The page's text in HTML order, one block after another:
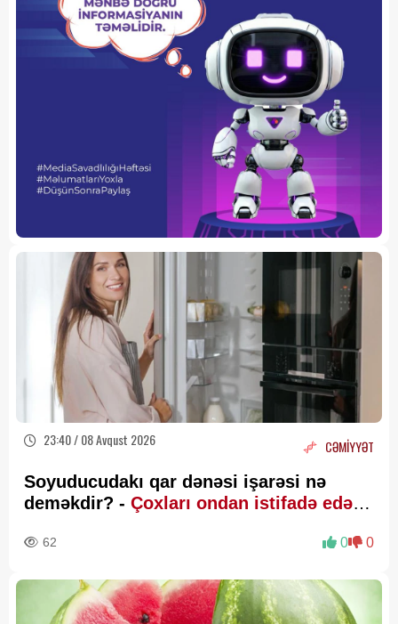
23:40 / 08 Avqust 2026 CƏMİYYƏT
Soyuducudakı qar dənəsi işarəsi nə
deməkdir? - Çoxları ondan istifadə edə
62 0 0